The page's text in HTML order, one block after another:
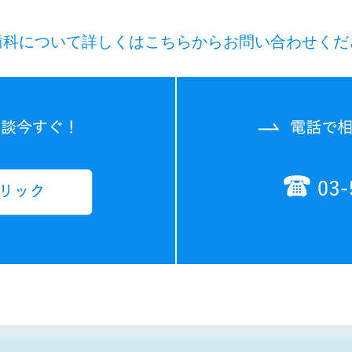
について詳しくはこちらからお問い合わせく